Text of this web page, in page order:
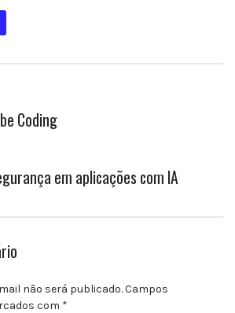
Coding
em aplicações com IA
não será publicado.Campos
com *